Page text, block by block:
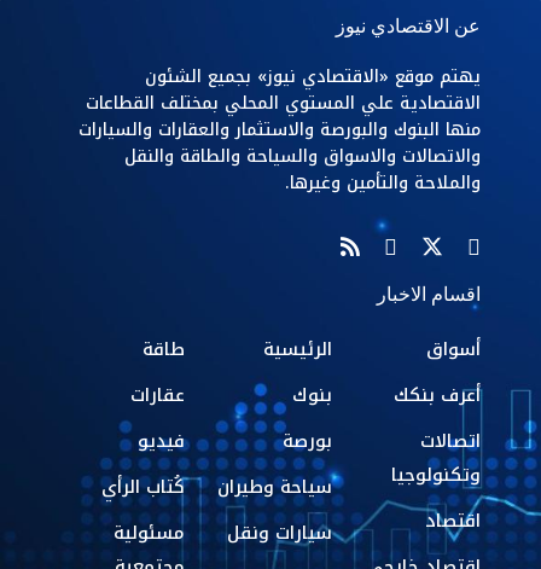
عن الاقتصادي نيوز
يهتم موقع «الاقتصادي نيوز» بجميع الشئون
الاقتصادية علي المستوي المحلي بمختلف القطاعات
منها البنوك والبورصة والاستثمار والعقارات والسيارات
والاتصالات والاسواق والسياحة والطاقة والنقل
والملاحة والتأمين وغيرها.
اقسام الاخبار
أسواق
أعرف بنكك
اتصالات
وتكنولوجيا
اقتصاد
الرئيسية
بنوك
بورصة
سياحة وطيران
سيارات ونقل
طاقة
عقارات
فيديو
كُتاب الرأي
مسئولية